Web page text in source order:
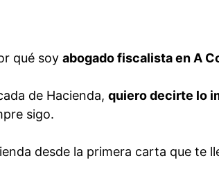
qué soy abogado fiscalista en A
de Hacienda, quiero decirte lo
sigo.
desde la primera carta que te